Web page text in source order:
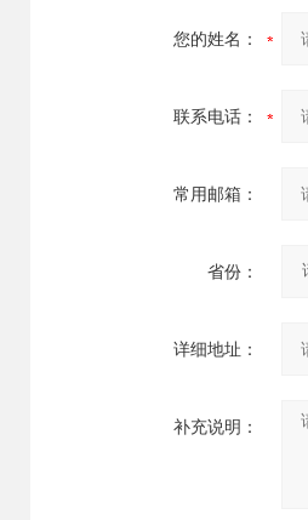
您的姓名：
联系电话：
常用邮箱：
省份：
详细地址：
补充说明：